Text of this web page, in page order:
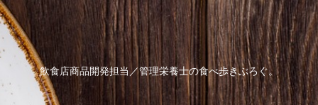
飲食店商品開発担当／管理栄養士の食べ歩きぶろぐ。